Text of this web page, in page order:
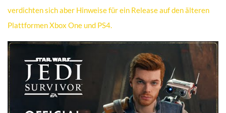
verdichten sich aber Hinweise für ein Release auf den älteren
Plattformen Xbox One und PS4.